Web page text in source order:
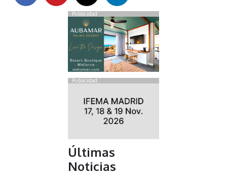
Publicidad
Publicidad
Últimas
Noticias